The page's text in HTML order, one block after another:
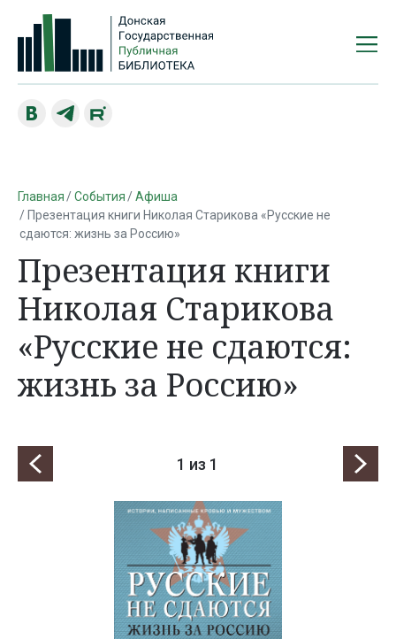
Главная События
Афиша
Презентация книги Николая Старикова «Русские не
сдаются: жизнь за Россию»
Презентация книги
Николая Старикова
«Русские не сдаются:
жизнь за Россию»
1 из 1